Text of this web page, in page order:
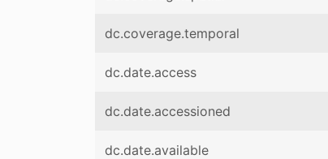
dc.coverage.temporal
dc.date.access
dc.date.accessioned
dc.date.available